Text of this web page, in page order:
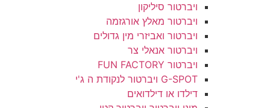
ויברטור סיליקון
ויברטור מאלץ אורגזמה
ויברטור ואביזרי מין גדולים
ויברטור אנאלי צר
ויברטור FUN FACTORY
G-SPOT ויברטור לנקודת ה ג'י
דילדו או דילדואים